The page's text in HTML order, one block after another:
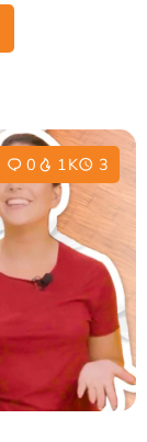
0 1K 3